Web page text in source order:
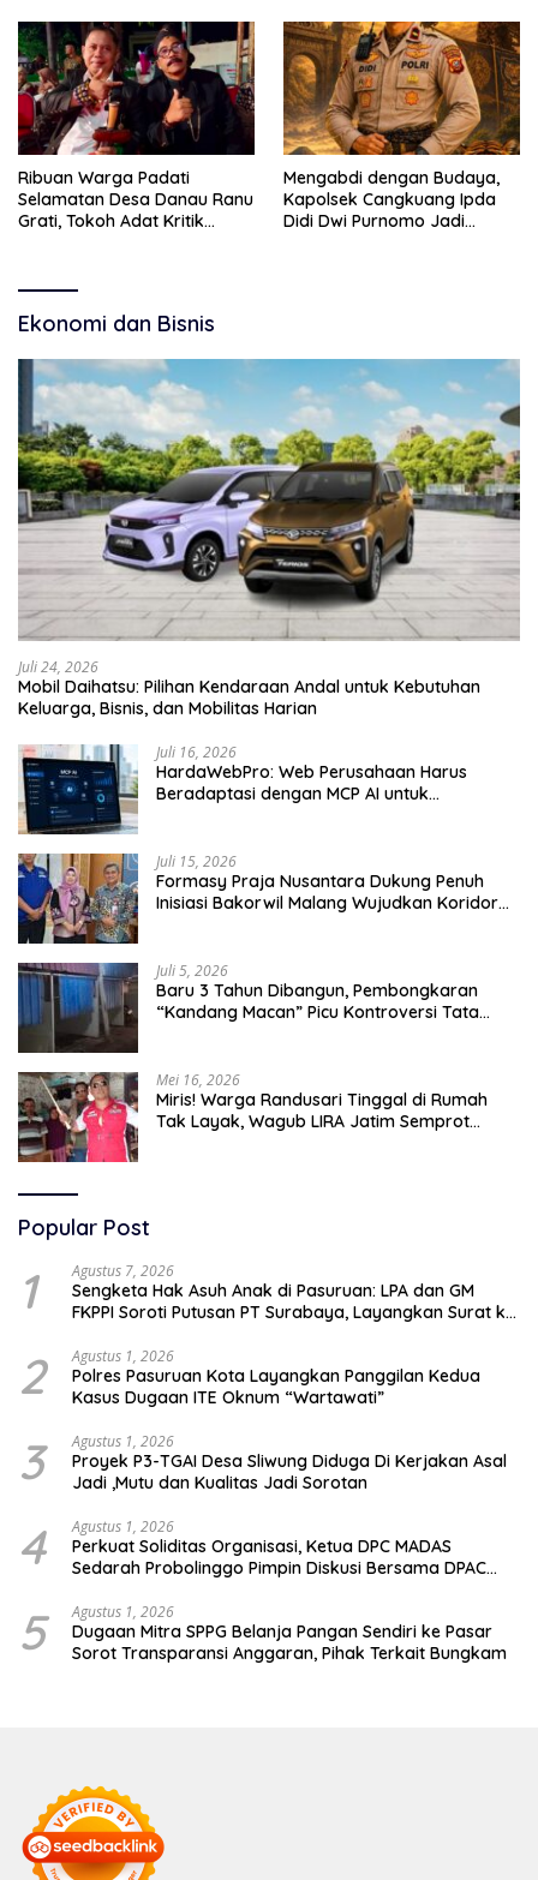
Narkoba
Ribuan Warga Padati
Selamatan Desa Danau Ranu
Grati, Tokoh Adat Kritik
Mengabdi dengan Budaya,
Kapolsek Cangkuang Ipda
Didi Dwi Purnomo Jadi
Ekonomi dan Bisnis
Juli 24, 2026
Mobil Daihatsu: Pilihan Kendaraan Andal untuk Kebutuhan
Keluarga, Bisnis, dan Mobilitas Harian
Juli 16, 2026
HardaWebPro: Web Perusahaan Harus
Beradaptasi dengan MCP AI untuk
Juli 15, 2026
Formasy Praja Nusantara Dukung Penuh
Inisiasi Bakorwil Malang Wujudkan Koridor
Juli 5, 2026
Baru 3 Tahun Dibangun, Pembongkaran
“Kandang Macan” Picu Kontroversi Tata
Mei 16, 2026
Miris! Warga Randusari Tinggal di Rumah
Tak Layak, Wagub LIRA Jatim Semprot
Popular Post
1 Agustus 7, 2026
Sengketa Hak Asuh Anak di Pasuruan: LPA dan GM
FKPPI Soroti Putusan PT Surabaya, Layangkan Surat ke
2 Agustus 1, 2026
Polres Pasuruan Kota Layangkan Panggilan Kedua
Kasus Dugaan ITE Oknum “Wartawati”
3 Agustus 1, 2026
Proyek P3-TGAI Desa Sliwung Diduga Di Kerjakan Asal
Jadi ,Mutu dan Kualitas Jadi Sorotan
4 Agustus 1, 2026
Perkuat Soliditas Organisasi, Ketua DPC MADAS
Sedarah Probolinggo Pimpin Diskusi Bersama DPAC
5 Agustus 1, 2026
Dugaan Mitra SPPG Belanja Pangan Sendiri ke Pasar
Sorot Transparansi Anggaran, Pihak Terkait Bungkam